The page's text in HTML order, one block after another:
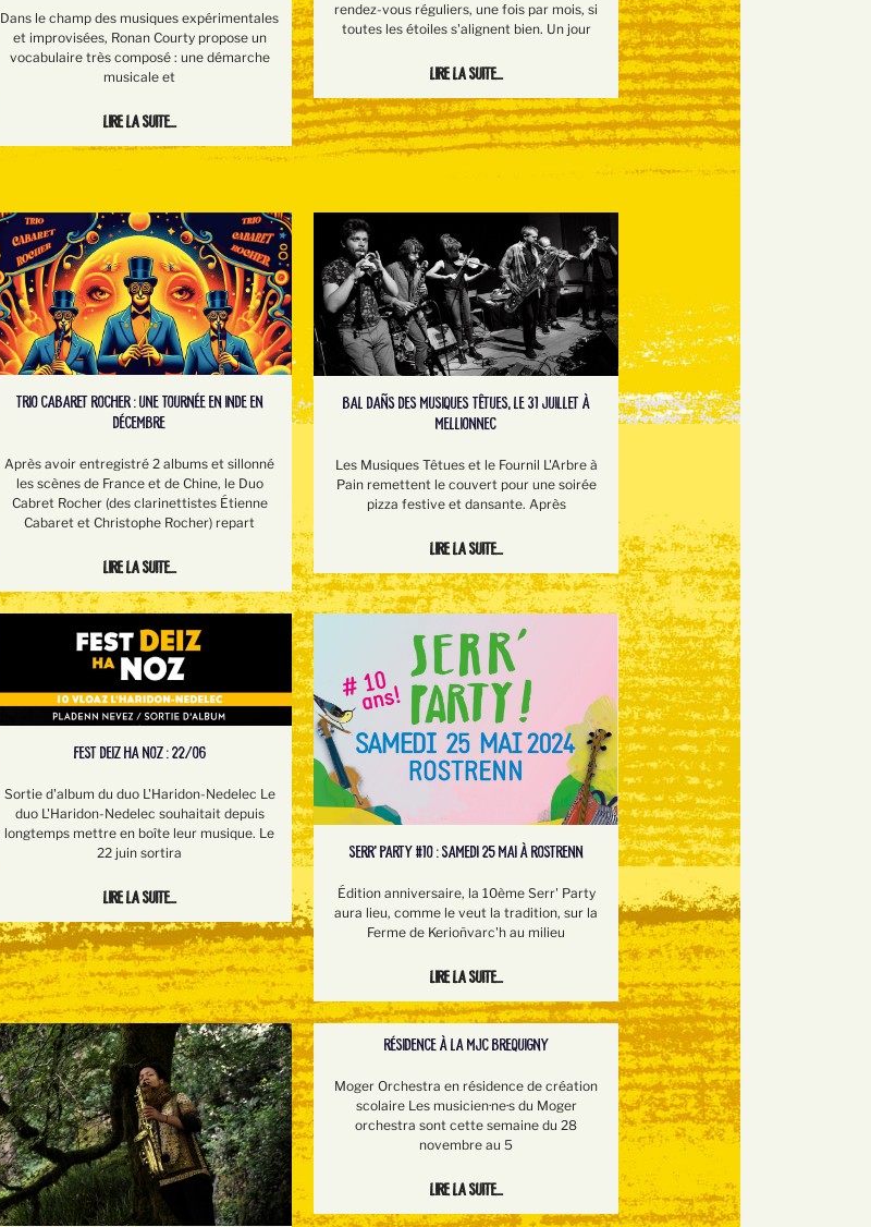
Dans le champ des musiques expérimentales
et improvisées, Ronan Courty propose un
vocabulaire très composé : une démarche
musicale et
Lire la suite...
rendez-vous réguliers, une fois par mois, si
toutes les étoiles s'alignent bien. Un jour
Lire la suite...
TRIO CABARET ROCHER : UNE TOURNÉE EN INDE EN
DÉCEMBRE
Après avoir entregistré 2 albums et sillonné
les scènes de France et de Chine, le Duo
Cabret Rocher (des clarinettistes Étienne
Cabaret et Christophe Rocher) repart
Lire la suite...
BAL DAÑS DES MUSIQUES TÊTUES, LE 31 JUILLET À
MELLIONNEC
Les Musiques Têtues et le Fournil L'Arbre à
Pain remettent le couvert pour une soirée
pizza festive et dansante. Après
Lire la suite...
FEST DEIZ HA NOZ : 22/06
Sortie d'album du duo L'Haridon-Nedelec Le
duo L'Haridon-Nedelec souhaitait depuis
longtemps mettre en boîte leur musique. Le
22 juin sortira
Lire la suite...
SERR’ PARTY #10 : SAMEDI 25 MAI À ROSTRENN
Édition anniversaire, la 10ème Serr' Party
aura lieu, comme le veut la tradition, sur la
Ferme de Kerioñvarc'h au milieu
Lire la suite...
RÉSIDENCE À LA MJC BREQUIGNY
Moger Orchestra en résidence de création
scolaire Les musicien·ne·s du Moger
orchestra sont cette semaine du 28
novembre au 5
Lire la suite...